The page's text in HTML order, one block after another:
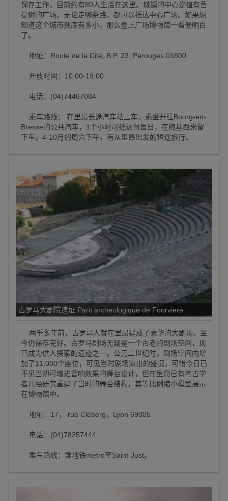
保存工作。目前约有80人生活在这里。城镇的中心是植有菩
提树的广场。无论走哪条路，都可以抵达中心广场。如果想
知道这个城市到底有多小，那么登上广场博物馆一看便明白
了。
地址：Route de la Cité, B.P. 23, Perouges 01800
开放时间：10:00-19:00
电话：(04)74467084
乘车路线： 在里昂长途汽车站上车，乘坐开往Bourg-en-
Bresse的公共汽车，1个小时可抵达佩鲁日，在梅基西米留
下车。4-10月的周六下午，有从里昂出发的短途旅行。
古罗马大剧院遗址 Parc archeologique de Fourviere
两千多年前，古罗马人就在里昂建成了豪华的大剧场，至
今仍保存完好。古罗马剧场无疑是一个古老的剧场空间，现
已成为供人探索的遗迹之一。公元二世纪时，剧场空间内增
加了11,000个座位，可见当时剧场演出的盛况，可惜今日已
不见当初可增进音响效果的舞台设计，但在里昂已有考古学
者几经研究重建了当时的舞台结构，其等比例缩小模型展示
在博物馆中。
地址：17， rue Cleberg，Lyon 69005
电话：(04)78257444
乘车路线：乘地铁metro至Saint-Just。